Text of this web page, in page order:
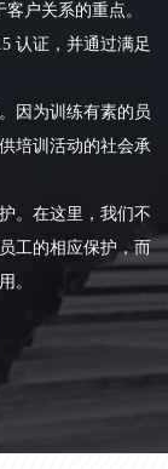
户关系的重点。
认证，并通过满足
因为训练有素的员
培训活动的社会承
。在这里，我们不
工的相应保护，而
。